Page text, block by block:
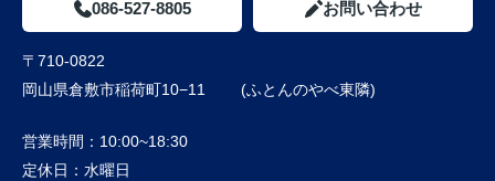
086-527-8805 お問い合わせ
〒710-0822
岡山県倉敷市稲荷町10−11 (ふとんのやべ東隣)
営業時間： 10:00~18:30
定休日： 水曜日